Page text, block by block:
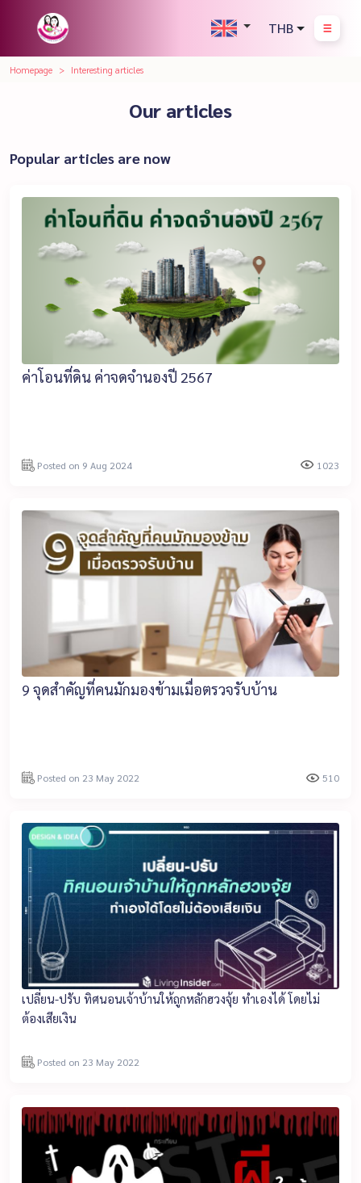
THB
Homepage Interesting articles
Our articles
Popular articles are now
ค่าโอนที่ดิน ค่าจดจำนองปี 2567
Posted on 9 Aug 2024 1023
9 จุดสำคัญที่คนมักมองข้ามเมื่อตรวจรับบ้าน
Posted on 23 May 2022 510
เปลี่ยน-ปรับ ทิศนอนเจ้าบ้านให้ถูกหลักฮวงจุ้ย ทำเองได้ โดยไม่
ต้องเสียเงิน
Posted on 23 May 2022